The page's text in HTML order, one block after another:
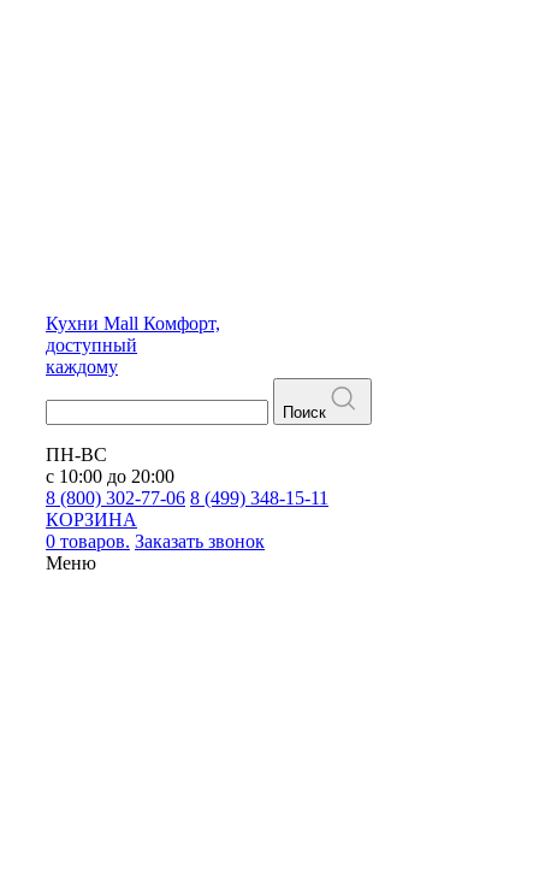
Кухни Mall Комфорт,
доступный
каждому
Поиск
ПН-ВС
с 10:00 до 20:00
8 (800) 302-77-06 8 (499) 348-15-11
КОРЗИНА
0 товаров. Заказать звонок
Меню